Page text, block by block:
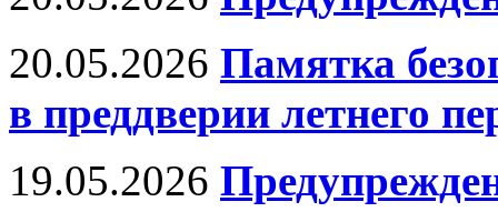
20.05.2026 Памятка
в преддверии летнего
19.05.2026